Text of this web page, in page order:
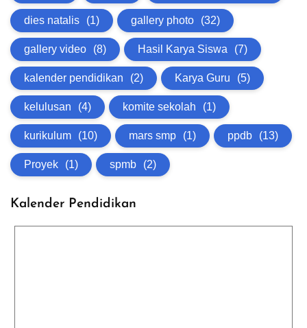
dies natalis (1) gallery photo (32)
gallery video (8) Hasil Karya Siswa (7)
kalender pendidikan (2) Karya Guru (5)
kelulusan (4) komite sekolah (1)
kurikulum (10) mars smp (1) ppdb (13)
Proyek (1) spmb (2)
Kalender Pendidikan